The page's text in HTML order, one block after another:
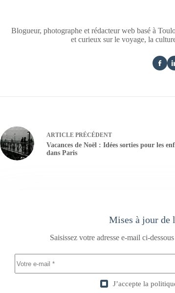
Blogueur, photographe et rédacteur web basé à
et curieux sur le voyage, la
ARTICLE PRÉCÉDENT
Vacances de Noël : Idées sorties pour les
dans Paris
Mises à jour de
Saisissez votre adresse e-mail ci-
J’accepte la